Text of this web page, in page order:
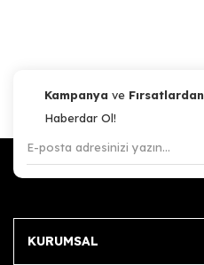
Kampanya ve Fırsatlardan
Haberdar Ol!
KURUMSAL